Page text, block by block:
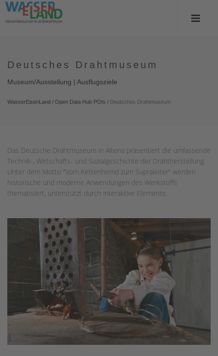
Deutsches Drahtmuseum
Museum/Ausstellung | Ausflugsziele
WasserEisenLand / Open Data Hub POIs / Deutsches Drahtmuseum
Das Deutsche Drahtmuseum in Altena präsentiert die umfassende
Technik-, Wirtschafts- und Sozialgeschichte der Drahtherstellung.
Unter dem Motto "Vom Kettenhemd zum Supraleiter" werden
historische und moderne Anwendungen des Werkstoffs
thematisiert, unterstützt durch interaktive Elemente.